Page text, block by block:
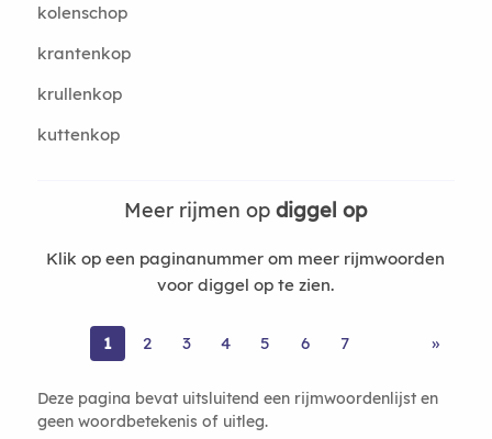
kolenschop
krantenkop
krullenkop
kuttenkop
Meer rijmen opdiggel op
Klik op een paginanummer om meer rijmwoorden
voor diggel op te zien.
1 2 3 4 5 6 7 »
Deze pagina bevat uitsluitend een rijmwoordenlijst en
geen woordbetekenis of uitleg.